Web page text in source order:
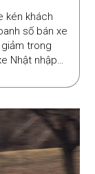
kén khách
số bán xe
trong
Nhật nhập